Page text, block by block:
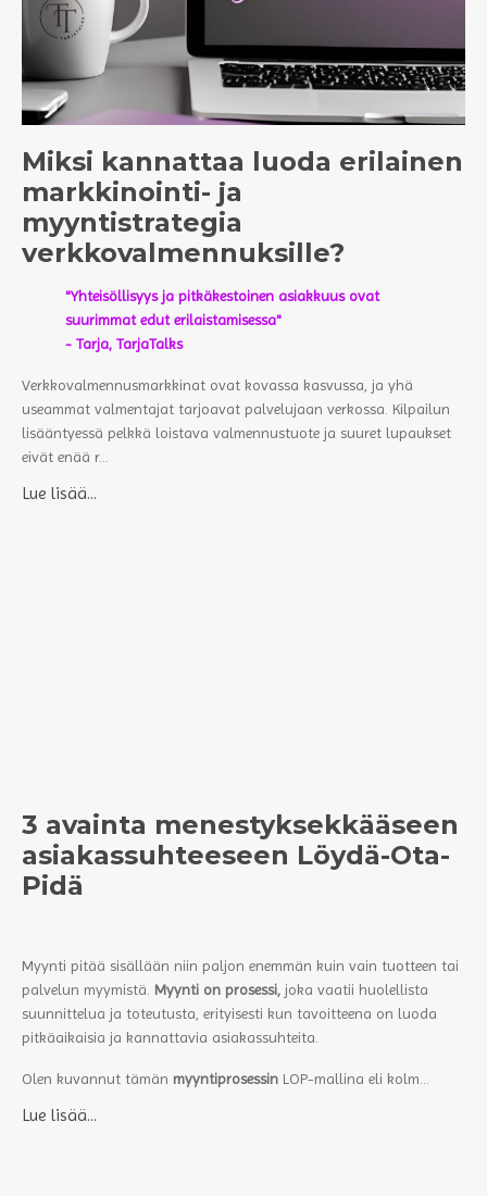
Miksi kannattaa luoda erilainen
markkinointi- ja
myyntistrategia
verkkovalmennuksille?
"Yhteisöllisyys ja pitkäkestoinen asiakkuus ovat
suurimmat edut erilaistamisessa"
- Tarja, TarjaTalks
Verkkovalmennusmarkkinat ovat kovassa kasvussa, ja yhä
useammat valmentajat tarjoavat palvelujaan verkossa. Kilpailun
lisääntyessä pelkkä loistava valmennustuote ja suuret lupaukset
eivät enää r...
Lue lisää...
3 avainta menestyksekkääseen
asiakassuhteeseen Löydä-Ota-
Pidä
Myynti pitää sisällään niin paljon enemmän kuin vain tuotteen tai
palvelun myymistä. Myynti on prosessi, joka vaatii huolellista
suunnittelua ja toteutusta, erityisesti kun tavoitteena on luoda
pitkäaikaisia ja kannattavia asiakassuhteita.
Olen kuvannut tämän myyntiprosessin LOP-mallina eli kolm...
Lue lisää...